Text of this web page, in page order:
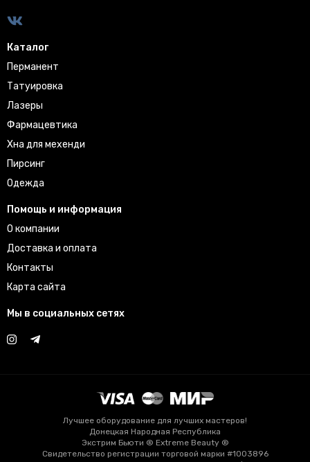
Каталог
Перманент
Татуировка
Лазеры
Фармацевтика
Хна для мехенди
Пирсинг
Одежда
Помощь и информация
О компании
Доставка и оплата
Контакты
Карта сайта
Мы в социальных сетях
Лучшее оборудование для лучших мастеров!
Донецкая Народная Республика
Экстрим Бьюти ® Extreme Beauty ®
Свидетельство регистрации торговой марки #1003896